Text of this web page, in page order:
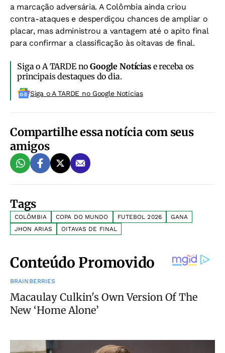
a marcação adversária. A Colômbia ainda criou
contra-ataques e desperdiçou chances de ampliar o
placar, mas administrou a vantagem até o apito final
para confirmar a classificação às oitavas de final.
Siga o A TARDE noGoogle Notíciase receba os
principais destaques do dia.
Siga o A TARDE no Google Noticias
Compartilhe essa notícia com seus
amigos
Tags
COLÔMBIA COPA DO MUNDO FUTEBOL 2026
GANA
JHON ARIAS
OITAVAS DE FINAL